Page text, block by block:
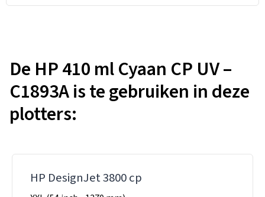
De HP 410 ml Cyaan CP UV –
C1893A is te gebruiken in deze
plotters:
HP DesignJet 3800 cp